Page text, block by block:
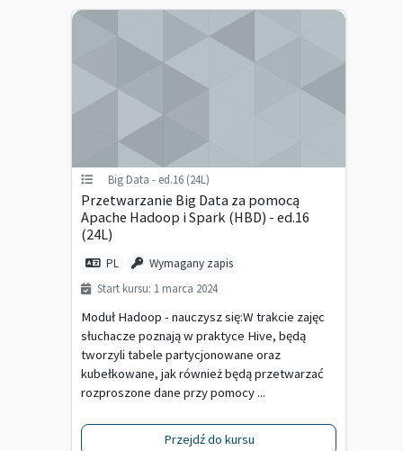
Big Data - ed.16 (24L)
Przetwarzanie Big Data za pomocą
Apache Hadoop i Spark (HBD) - ed.16
(24L)
PL Wymagany zapis
Start kursu: 1 marca 2024
Moduł Hadoop - nauczysz się:W trakcie zajęc
słuchacze poznają w praktyce Hive, będą
tworzyli tabele partycjonowane oraz
kubełkowane, jak również będą przetwarzać
rozproszone dane przy pomocy ...
Przejdź do kursu